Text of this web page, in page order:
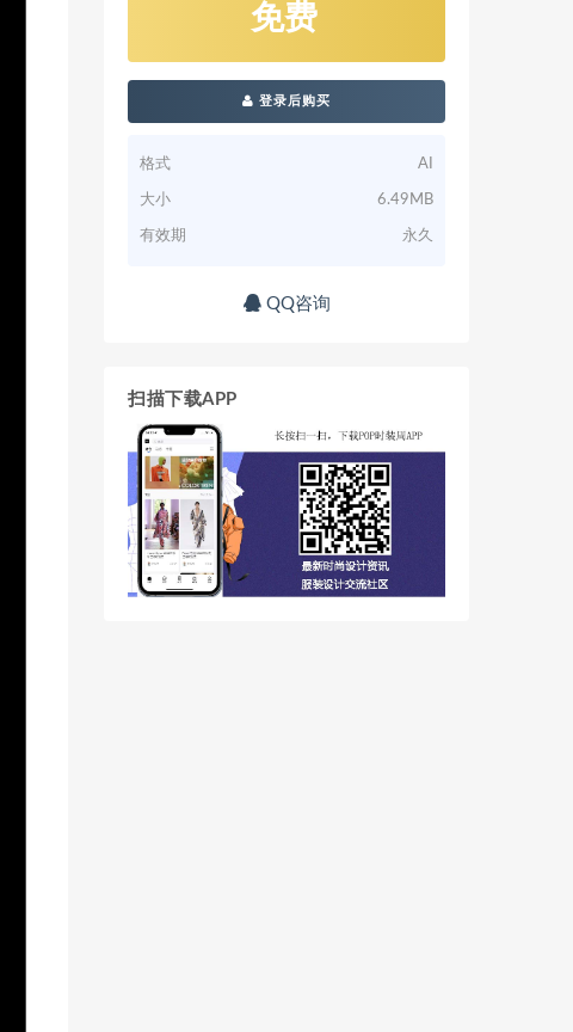
免费
登录后购买
格式 AI
大小 6.49MB
有效期 永久
QQ咨询
扫描下载APP